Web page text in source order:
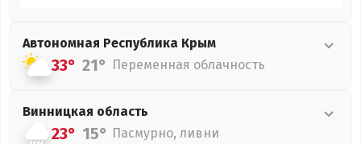
Автономная Республика Крым
33° 21° Переменная облачность
Винницкая область
23° 15° Пасмурно, ливни